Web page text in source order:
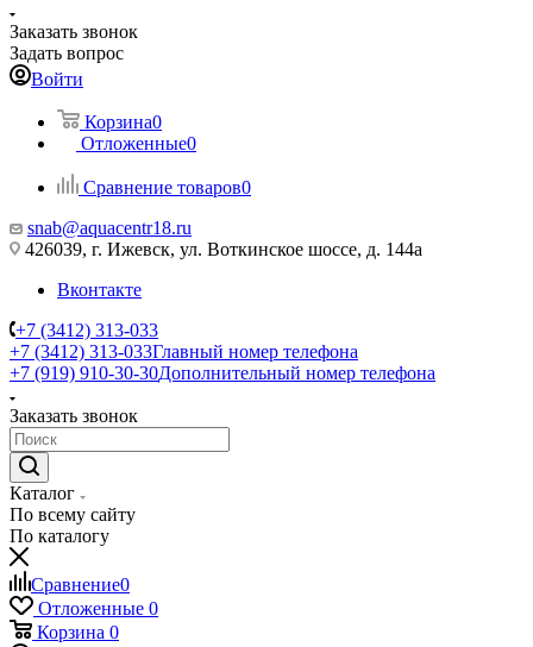
Заказать звонок
Задать вопрос
Войти
Корзина0
Отложенные0
Сравнение товаров0
snab@aquacentr18.ru
426039, г. Ижевск, ул. Воткинское шоссе, д. 144а
Вконтакте
+7 (3412) 313-033
+7 (3412) 313-033Главный номер телефона
+7 (919) 910-30-30Дополнительный номер телефона
Заказать звонок
Каталог
По всему сайту
По каталогу
Сравнение0
Отложенные 0
Корзина 0